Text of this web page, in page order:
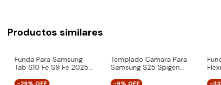
Productos similares
Funda Para Samsung
Tab S10 Fe S9 Fe 2025
Templado Camara Para
Samsung S25 Spigen